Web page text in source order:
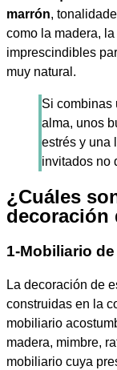
marrón,
como la madera,
imprescindibles
muy natural.
Si combinas
alma, unos
estrés y una
invitados no
¿Cuáles
decoración
1-Mobiliario
La decoración de
construidas en la
mobiliario
madera, mimbre,
mobiliario cuya